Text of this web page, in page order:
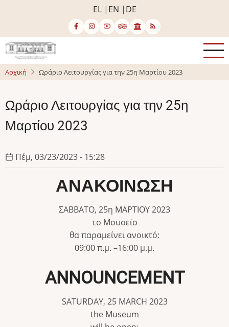
κυρίως
περιεχόμενο
EL EN DE
Αρχική Ωράριο Λειτουργίας για την 25η Μαρτίου 2023
Ωράριο Λειτουργίας για την 25η
Μαρτίου 2023
Πέμ, 03/23/2023 - 15:28
ΑΝΑΚΟΙΝΩΣΗ
ΣΑΒΒΑΤΟ, 25η ΜΑΡΤΙΟΥ 2023
το Μουσείο
θα παραμείνει ανοικτό:
09:00 π.μ. –16:00 μ.μ.
ANNOUNCEMENT
SATURDAY, 25 MARCH 2023
the Museum